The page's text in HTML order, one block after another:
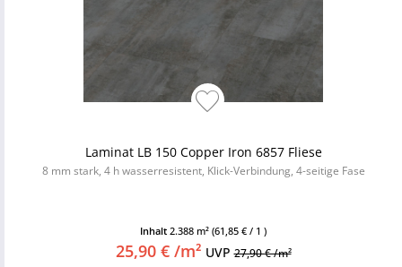
Laminat LB 150 Copper Iron 6857 Fliese
8 mm stark, 4 h wasserresistent, Klick-Verbindung, 4-seitige Fase
Inhalt 2.388 m² (61,85 € / 1 )
25,90 € /m² UVP27,90 € /m²